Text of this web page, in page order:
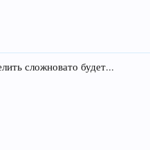
сложновато будет...